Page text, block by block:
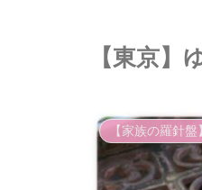
【東京】
【家族の羅針